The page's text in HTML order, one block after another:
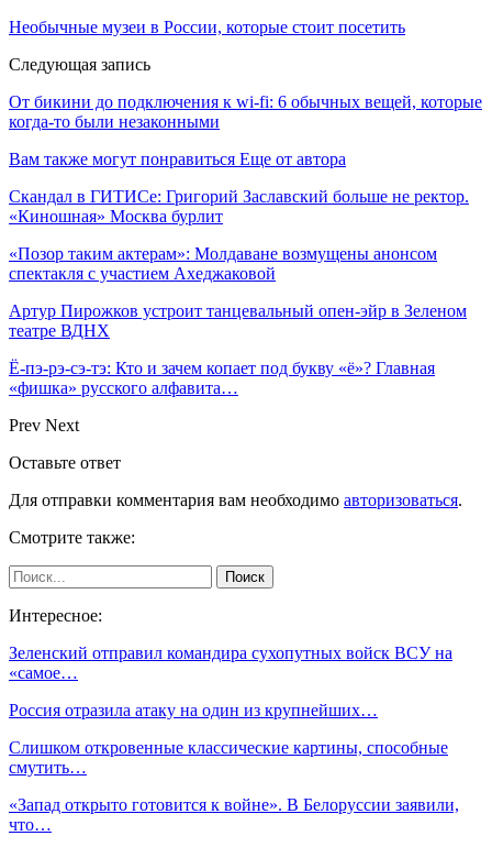
Необычные музеи в России, которые стоит посетить
Следующая запись
От бикини до подключения к wi-fi: 6 обычных вещей, которые
когда-то были незаконными
Вам также могут понравиться Еще от автора
Скандал в ГИТИСе: Григорий Заславский больше не ректор.
«Киношная» Москва бурлит
«Позор таким актерам»: Молдаване возмущены анонсом
спектакля с участием Ахеджаковой
Артур Пирожков устроит танцевальный опен-эйр в Зеленом
театре ВДНХ
Ё-пэ-рэ-сэ-тэ: Кто и зачем копает под букву «ё»? Главная
«фишка» русского алфавита…
Prev Next
Оставьте ответ
Для отправки комментария вам необходимо авторизоваться.
Смотрите также:
Интересное:
Зеленский отправил командира сухопутных войск ВСУ на
«самое…
Россия отразила атаку на один из крупнейших…
Слишком откровенные классические картины, способные
смутить…
«Запад открыто готовится к войне». В Белоруссии заявили,
что…